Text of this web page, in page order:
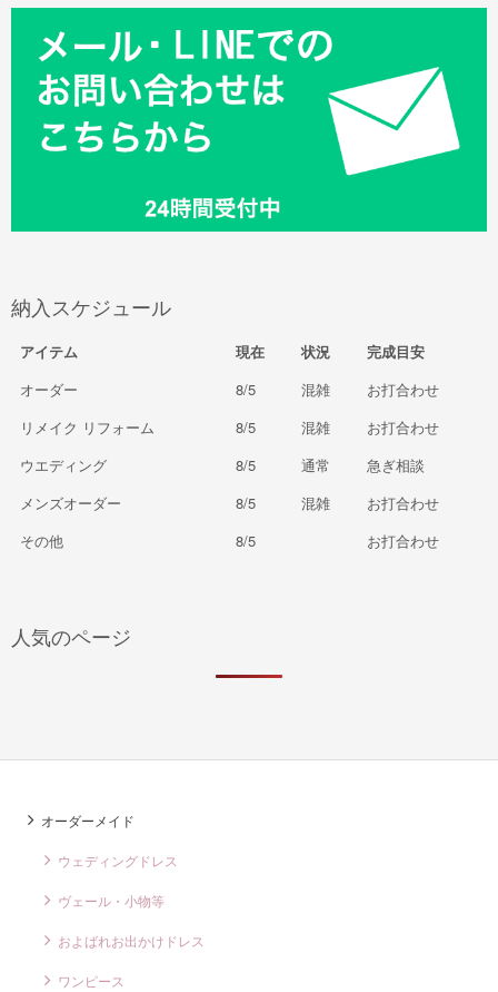
納入スケジュール
アイテム 現在 状況
完成目安
オーダー
8/5 混雑
お打合わせ
リメイク リフォーム
8/5 混雑
お打合わせ
ウエディング
8/5 通常
急ぎ相談
メンズオーダー
8/5 混雑
お打合わせ
その他
8/5 お打合わせ
人気のページ
オーダーメイド
ウェディングドレス
ヴェール・小物等
およばれお出かけドレス
ワンピース